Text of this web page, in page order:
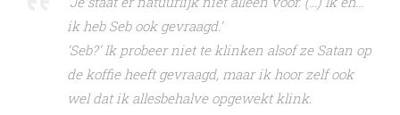
ik heb Seb ook gevraagd.’
‘Seb?’ Ik probeer niet te klinken alsof ze Satan op
de koffie heeft gevraagd, maar ik hoor zelf ook
wel dat ik allesbehalve opgewekt klink.